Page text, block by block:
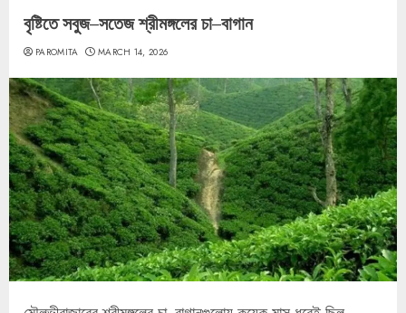
বৃষ্টিতে সবুজ–সতেজ শ্রীমঙ্গলের চা–বাগান
PAROMITA MARCH 14, 2026